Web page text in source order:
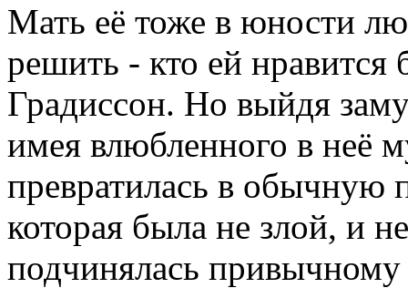
Мать её тоже в юности
решить - кто ей нравится
Градиссон. Но выйдя
имея влюбленного в неё
превратилась в
которая была не злой, и
подчинялась